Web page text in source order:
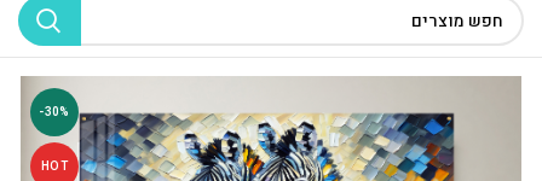
-30%
HOT